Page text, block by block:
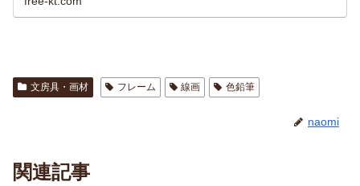
文房具・画材 フレーム 線画 色鉛筆
naomi
関連記事